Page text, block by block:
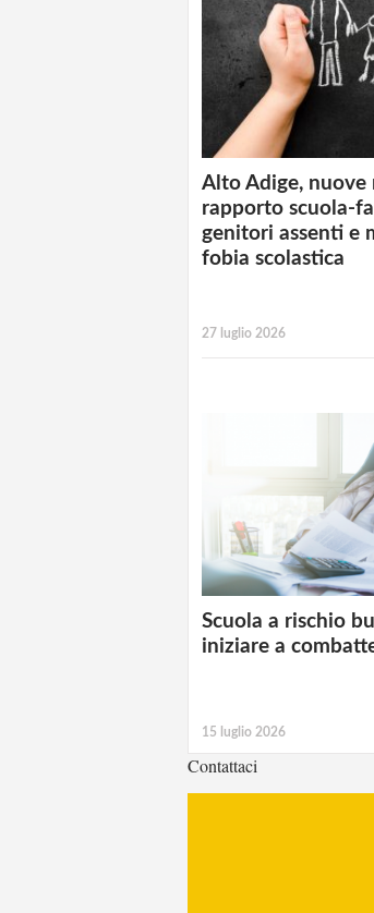
Alto Adige, nuove
rapporto scuola-
genitori assenti e
fobia scolastica
27 luglio 2026
Scuola a rischio
iniziare a
15 luglio 2026
Contattaci